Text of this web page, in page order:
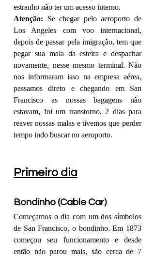
estranho não ter um acesso interno.
Atenção: Se chegar pelo aeroporto de
Los Angeles com voo internacional,
depois de passar pela imigração, tem que
pegar sua mala da esteira e despachar
novamente, nesse mesmo terminal. Não
nos informaram isso na empresa aérea,
passamos direto e chegando em San
Francisco as nossas bagagens não
estavam, foi um transtorno, 2 dias para
reaver nossas malas e tivemos que perder
tempo indo buscar no aeroporto.
Primeiro dia
Bondinho (Cable Car)
Começamos o dia com um dos símbolos
de San Francisco, o bondinho. Em 1873
começou seu funcionamento e desde
então não parou mais, são cerca de 7